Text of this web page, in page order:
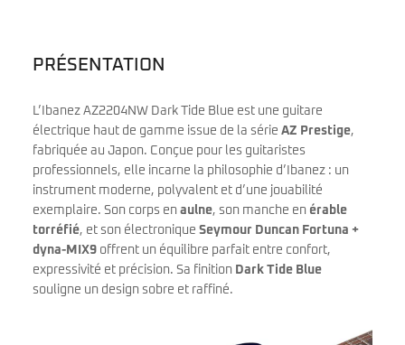
PRÉSENTATION
L’Ibanez AZ2204NW Dark Tide Blue est une guitare
électrique haut de gamme issue de la série AZ Prestige,
fabriquée au Japon. Conçue pour les guitaristes
professionnels, elle incarne la philosophie d’Ibanez : un
instrument moderne, polyvalent et d’une jouabilité
exemplaire. Son corps en aulne, son manche en érable
torréfié, et son électronique Seymour Duncan Fortuna +
dyna-MIX9 offrent un équilibre parfait entre confort,
expressivité et précision. Sa finition Dark Tide Blue
souligne un design sobre et raffiné.